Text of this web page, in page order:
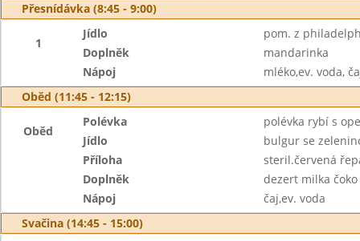
Přesnídávka (8:45 - 9:00)
1
Jídlo
pom. z
Doplněk
mandarinka
Nápoj
mléko,ev. voda,
Oběd (11:45 - 12:15)
Oběd
Polévka
polévka rybí s
Jídlo
bulgur se
Příloha
steril.červená
Doplněk
dezert milka čoko
Nápoj
čaj,ev. voda
Svačina (14:45 - 15:00)